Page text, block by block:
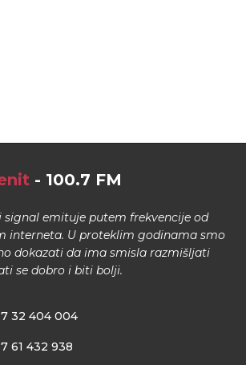
- 100.7 FM
signal emituje putem frekvencije od
interneta. U proteklim godinama smo
dokazati da ima smisla razmišljati
se dobro i biti bolji.
32 404 004
61 432 938